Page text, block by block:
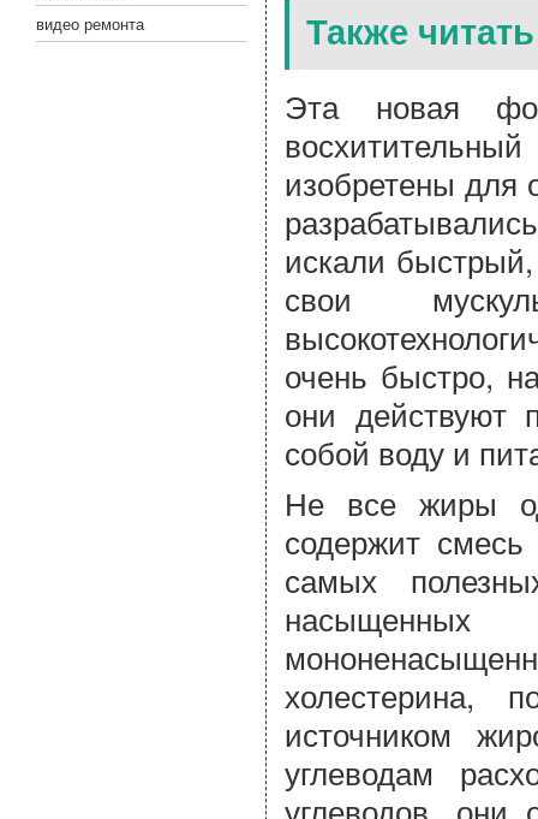
Также читать
Эта новая
изобретены для
искали
свои
очень быстро,
они действуют
собой воду и
Не все жиры
содержит
самых
холестерина,
источником
углеводам
углеводов, они
видео ремонта